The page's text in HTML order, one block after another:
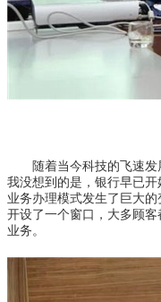
随着当今科技的飞速
我没想到的是，银行早已
业务办理模式发生了巨大
开设了一个窗口，大多顾
业务。